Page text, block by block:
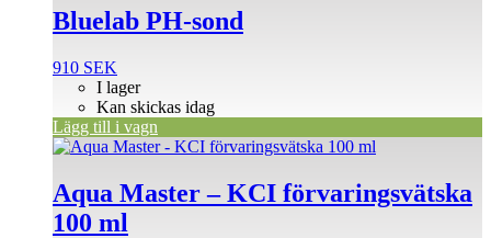
Bluelab PH-sond
910 SEK
I lager
Kan skickas idag
Lägg till i vagn
Aqua Master – KCI förvaringsvätska
100 ml